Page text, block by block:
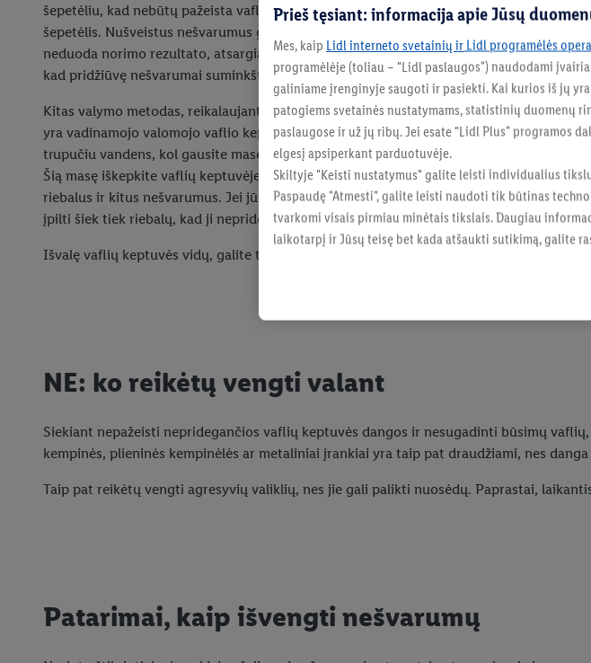
šepetėliu, kad nebūtų pažeista vaflių keptuvės danga. Šiam žingsniui labai tinka dantų
šepetėlis. Nušveistus nešvarumus galima tiesiog nuvalyti drėgna šluoste. Jei tai
neduoda norimo rezultato, atsargiai užpilkite šiek tiek vandens ant kepimo plokščių,
kad pridžiūvę nešvarumai suminkštėtų.
Kitas valymo metodas, reikalaujantis nedaug pastangų, bet duodantis puikių rezultatų,
yra vadinamojo valomojo vaflio kepimas. Tam tiesiog sumaišykite kepimo miltelius su
trupučiu vandens, kol gausite masę, kuri yra šiek tiek sausesnė nei įprasta vaflių tešla.
Šią masę iškepkite vaflių keptuvėje kaip įprastą vaflį – kepimo milteliai puikiai sugeria
riebalus ir kitus nešvarumus. Jei jūsų keptuvėje vafliai linkę pridegti, į masę pravartu
įpilti šiek tiek riebalų, kad ji nepridegtų.
Išvalę vaflių keptuvės vidų, galite tiesiog drėgna šluoste ar kempine su trupučiu indų
NE: ko reikėtų vengti valant
Siekiant nepažeisti nepridegančios vaflių keptuvės dangos ir nesugadinti būsimų
kempinės, plieninės kempinėlės ar metaliniai įrankiai yra taip pat draudžiami, nes
Taip pat reikėtų vengti agresyvių valiklių, nes jie gali palikti nuosėdų. Paprastai,
Patarimai, kaip išvengti nešvarumų
Prieš tęsiant: informacija apie Jūsų
Mes, kaip Lidl interneto svetainių ir Lidl programėlės
programėlėje (toliau – "Lidl paslaugos") naudodami
galiniame įrenginyje saugoti ir pasiekti. Kai kurios iš jų
patogiems svetainės nustatymams, statistinių duomenų
paslaugose ir už jų ribų. Jei esate "Lidl Plus" programos
elgesį apsiperkant parduotuvėje.
Skiltyje "Keisti nustatymus" galite leisti individualius
Paspaudę "Atmesti", galite leisti naudoti tik būtinas
tvarkomi visais pirmiau minėtais tikslais. Daugiau
laikotarpį ir Jūsų teisę bet kada atšaukti sutikimą, galite